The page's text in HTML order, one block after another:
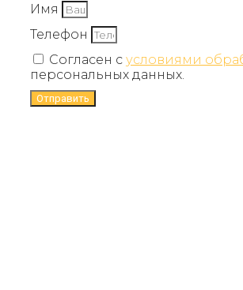
Имя
Телефон
Согласен с условиями
персональных данных.
Отправить